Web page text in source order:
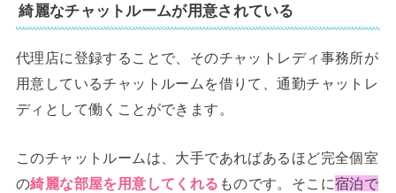
綺麗なチャットルームが用意されている
代理店に登録することで、そのチャットレディ事務所が
用意しているチャットルームを借りて、通勤チャットレ
ディとして働くことができます。
このチャットルームは、大手であればあるほど完全個室
の綺麗な部屋を用意してくれる ものです。そこに宿泊で